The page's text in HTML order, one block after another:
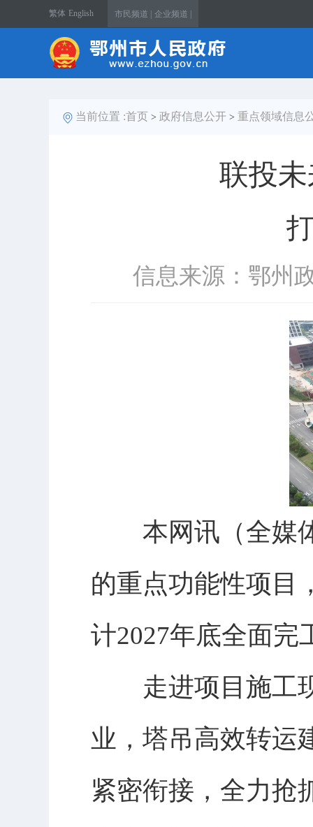
繁体 English 市民频道 | 企业频道 |
当前位置 :首页 > 政府信息公开 > 重点领域信息
联投
信息来源：鄂州
本网讯（全媒体
的重点功能性项目
计2027年底全面完
走进项目施工现
业，塔吊高效转运
紧密衔接，全力抢